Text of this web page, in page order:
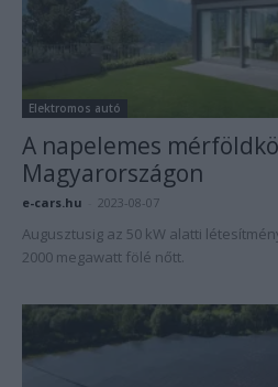
Elektromos autó
A napelemes
Magyarországon
e-cars.hu 2023-08-07
Augusztusig az 50 kW alatti
2000 megawatt fölé nőtt.